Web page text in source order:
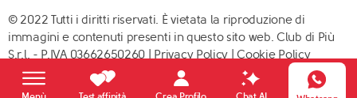
© 2022 Tutti i diritti riservati. È vietata la riproduzione di
immagini e contenuti presenti in questo sito web. Club di Più
S.r.l. - P.IVA 03662650260 | Privacy Policy |Cookie Policy